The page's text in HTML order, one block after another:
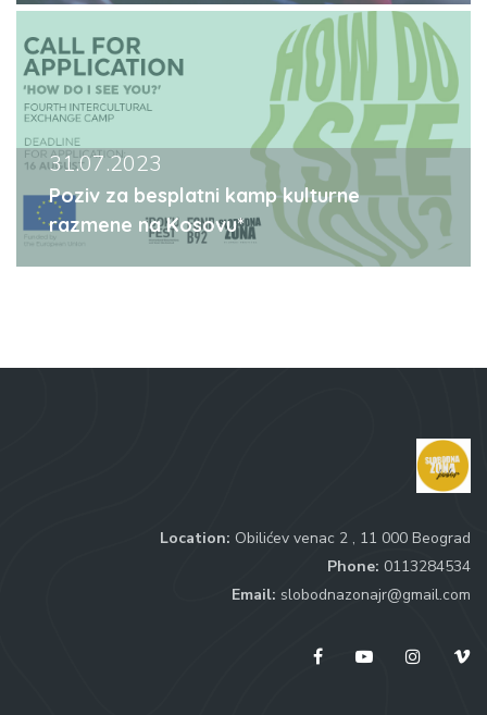
31.07.2023
Poziv za besplatni kamp kulturne
razmene na Kosovu*
Location: Obilićev venac 2 , 11 000 Beograd
Phone: 0113284534
Email: slobodnazonajr@gmail.com